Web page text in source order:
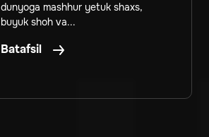
dunyoga mashhur yetuk shaxs,
buyuk shoh va...
Batafsil